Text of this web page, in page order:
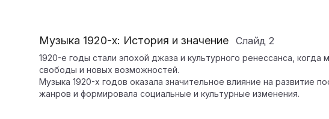
Музыка 1920-х: История и значение Слайд 2
1920-е годы стали эпохой джаза и культурного ренессанса, когда
свободы и новых возможностей.
Музыка 1920-х годов оказала значительное влияние на развитие
жанров и формировала социальные и культурные изменения.